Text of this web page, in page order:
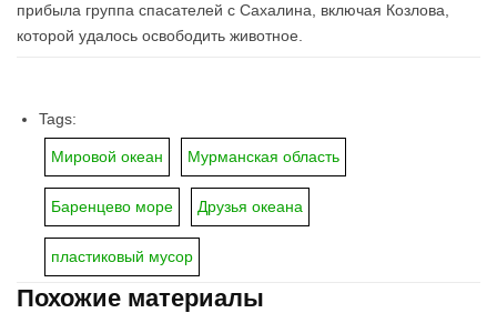
прибыла группа спасателей с Сахалина, включая Козлова,
которой удалось освободить животное.
Tags:
Мировой океан Мурманская область
Баренцево море Друзья океана
пластиковый мусор
Похожие материалы